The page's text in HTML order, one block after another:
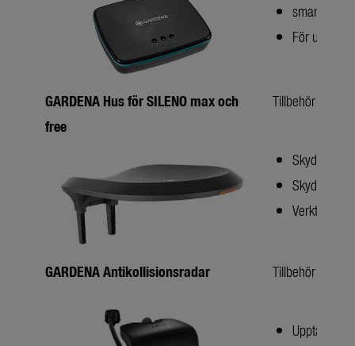
smart
För
GARDENA Hus för SILENO max och
free
Tillbehör för
Skydd mot
Skydd mot
Verktygsfri
GARDENA Antikollisionsradar Tillbehör för
Upptäcker